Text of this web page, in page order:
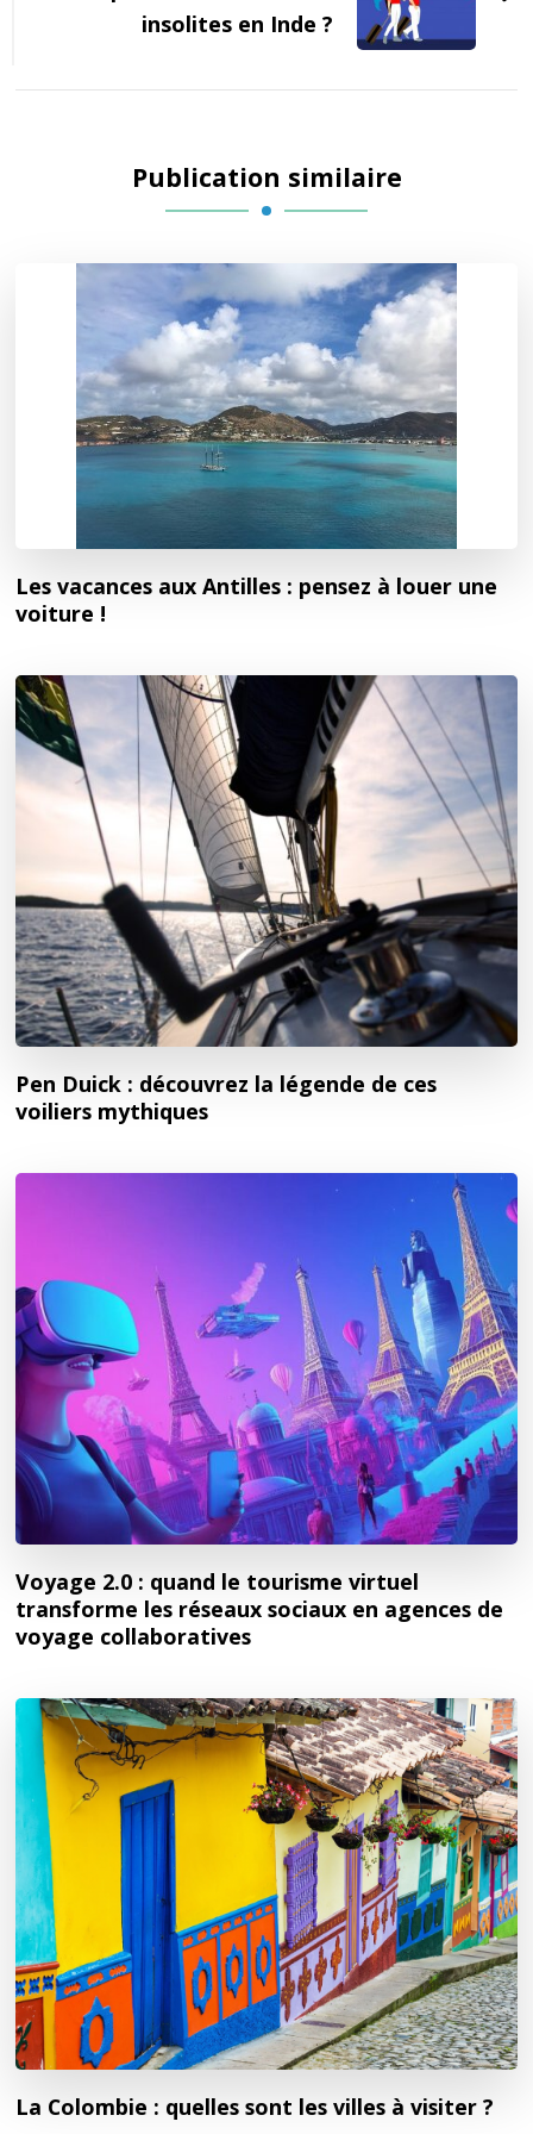
insolites en Inde ?
Publication similaire
Les vacances aux Antilles : pensez à louer une
voiture !
Pen Duick : découvrez la légende de ces
voiliers mythiques
Voyage 2.0 : quand le tourisme virtuel
transforme les réseaux sociaux en agences de
voyage collaboratives
La Colombie : quelles sont les villes à visiter ?